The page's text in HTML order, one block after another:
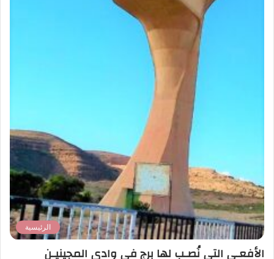
الرئيسية
الأفعـى التي نُصـب لها برج في وادي المجينيـن